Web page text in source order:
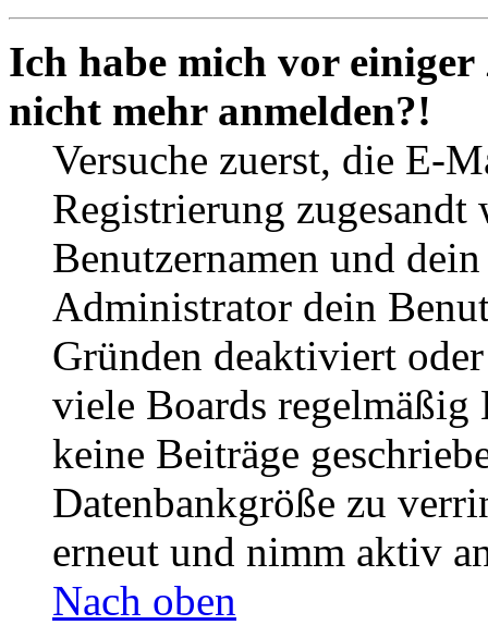
Ich habe mich vor
nicht mehr anmelden?!
Versuche zuerst, die E-
Registrierung
Benutzernamen und
Administrator dein
Gründen deaktiviert
viele Boards
keine Beiträge
Datenbankgröße zu
erneut und nimm aktiv
Nach oben